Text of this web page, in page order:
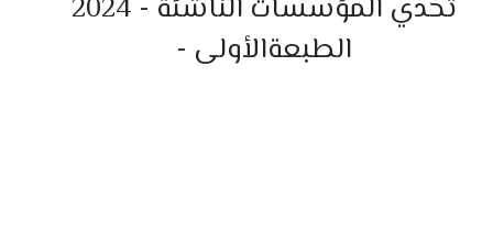
‫الطبعة‬‫الأولى‬ ‫‪-‬‬